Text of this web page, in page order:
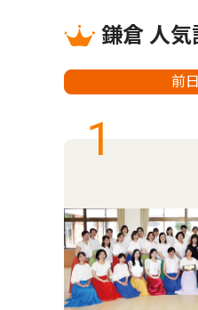
鎌倉 人
前日
1